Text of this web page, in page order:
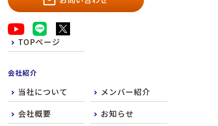
TOPページ
会社紹介
当社について
メンバー紹介
会社概要
お知らせ